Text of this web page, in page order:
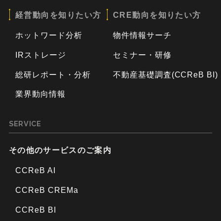
経営動向を知りたい方
ホットワード分析
IRストレージ
総研レポート・分析
業界動向情報
CRE動向を知りたい方
物件情報サーチ
セミナー・研修
不動産基礎調査(CCReB BI)
SERVICE
その他のサービスのご案内
CCReB AI
CCReB CREMa
CCReB BI